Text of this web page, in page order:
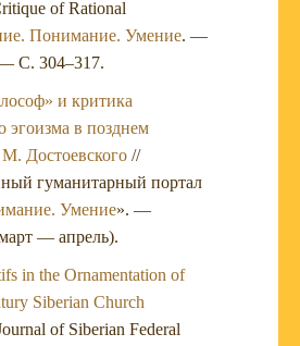
of Rational
Понимание. Умение. —
С. 304–317.
и критика
эгоизма в позднем
Достоевского //
гуманитарный портал
Умение». —
— апрель).
in the Ornamentation of
Siberian Church
of Siberian Federal